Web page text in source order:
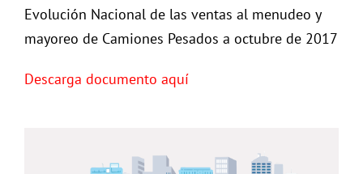
Evolución Nacional de las ventas al menudeo y
mayoreo de Camiones Pesados a octubre de 2017
Descarga documento aquí